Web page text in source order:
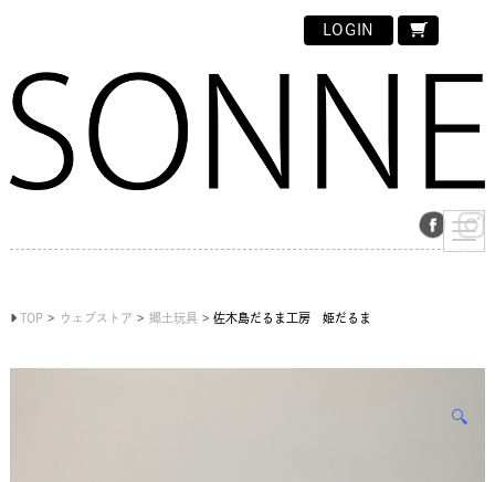
LOGIN
TOP ウェブストア 郷土玩具 佐木島だるま工房 姫だるま
🔍